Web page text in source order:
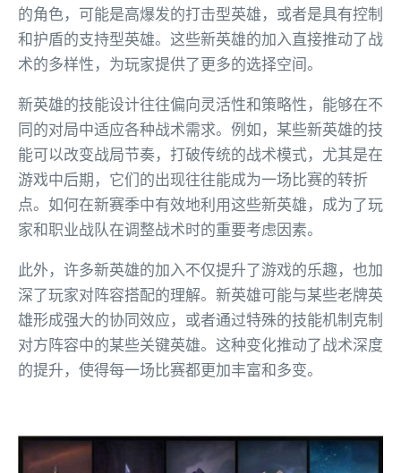
的角色，可能是高爆发的打击型英雄，或者是具有控制
和护盾的支持型英雄。这些新英雄的加入直接推动了战
术的多样性，为玩家提供了更多的选择空间。
新英雄的技能设计往往偏向灵活性和策略性，能够在不
同的对局中适应各种战术需求。例如，某些新英雄的技
能可以改变战局节奏，打破传统的战术模式，尤其是在
游戏中后期，它们的出现往往能成为一场比赛的转折
点。如何在新赛季中有效地利用这些新英雄，成为了玩
家和职业战队在调整战术时的重要考虑因素。
此外，许多新英雄的加入不仅提升了游戏的乐趣，也加
深了玩家对阵容搭配的理解。新英雄可能与某些老牌英
雄形成强大的协同效应，或者通过特殊的技能机制克制
对方阵容中的某些关键英雄。这种变化推动了战术深度
的提升，使得每一场比赛都更加丰富和多变。